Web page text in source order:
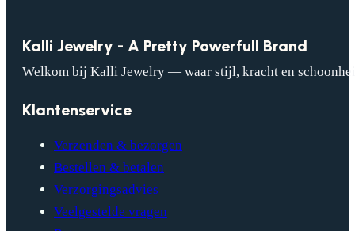
Kalli Jewelry - A Pretty Powerfull Brand
Welkom bij Kalli Jewelry — waar stijl, kracht en
Klantenservice
Verzenden & bezorgen
Bestellen & betalen
Verzorgingsadvies
Veelgestelde vragen